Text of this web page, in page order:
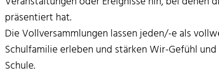
präsentiert hat.
Die Vollversammlungen lassen jeden/-e als
Schulfamilie erleben und stärken Wir-Gefühl
Schule.